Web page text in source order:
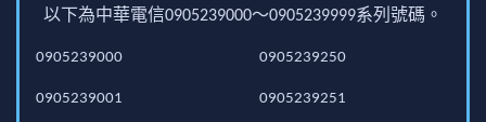
以下為中華電信0905239000～0905239999系列號碼。
0905239000
0905239001
0905239250
0905239251